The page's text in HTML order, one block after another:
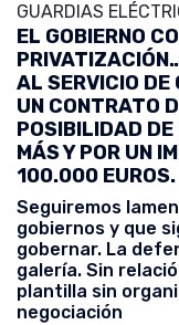
GUARDIAS
EL GOBIERNO
AL SERVICIO
UN CONTRATO
POSIBILIDAD DE
MÁS Y POR UN
100.000 EUROS.
Seguiremos
gobiernos y que
gobernar. La
galería. Sin
plantilla sin
negociación